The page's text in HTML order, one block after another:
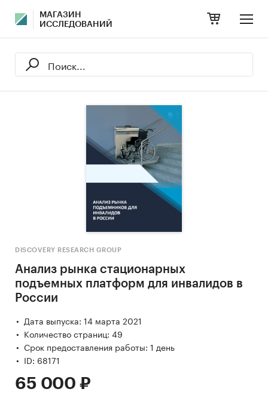
МАГАЗИН
ИССЛЕДОВАНИЙ
DISCOVERY RESEARCH GROUP
Анализ рынка стационарных
подъемных платформ для инвалидов в
России
Дата выпуска: 14 марта 2021
Количество страниц: 49
Срок предоставления работы: 1 день
ID: 68171
65 000 ₽